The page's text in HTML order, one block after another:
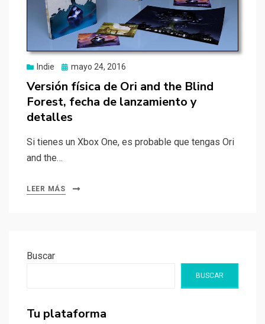
Indie
Publicado
mayo 24, 2016
Versión física de Ori and the Blind
Forest, fecha de lanzamiento y
detalles
Si tienes un Xbox One, es probable que tengas Ori
and the…
LEER MÁS
Buscar
BUSCAR
Tu plataforma